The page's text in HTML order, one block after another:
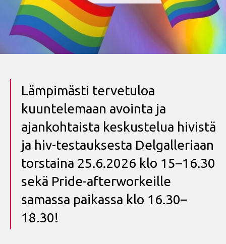
Lämpimästi tervetuloa
kuuntelemaan avointa ja
ajankohtaista keskustelua hivistä
ja hiv-testauksesta Delgalleriaan
torstaina 25.6.2026 klo 15–16.30
sekä Pride-afterworkeille
samassa paikassa klo 16.30–
18.30!